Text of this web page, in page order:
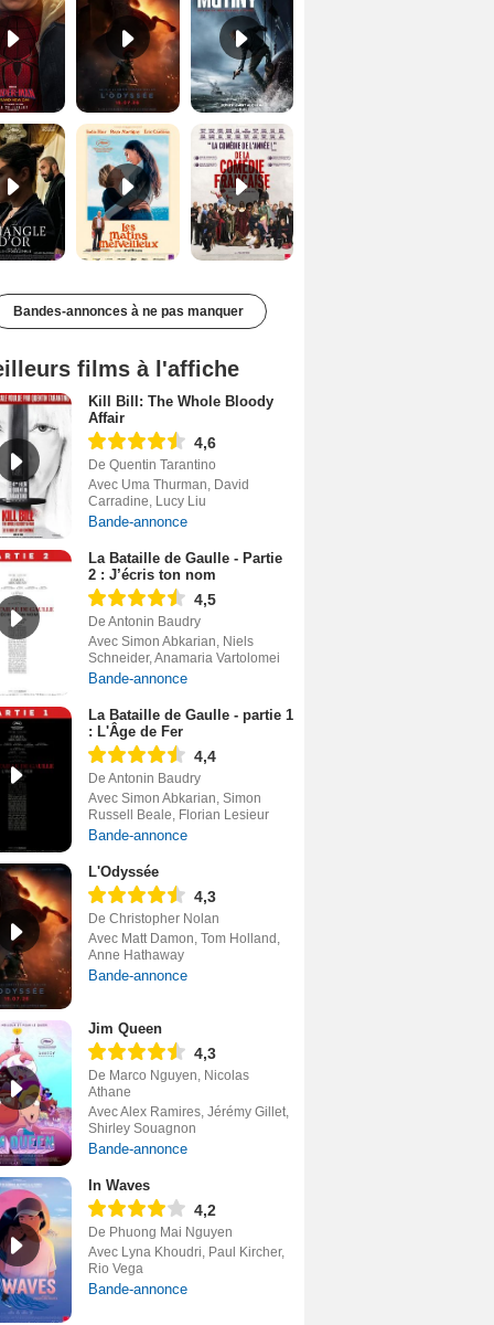
Les Matins merveilleux Bande-annonce VF De la Comédie-Française Teaser VF
Bandes-annonces à ne pas manquer
films à l'affiche
Kill Bill: The Whole Bloody
Affair
4,6
De Quentin Tarantino
Avec Uma Thurman, David
Carradine, Lucy Liu
Bande-annonce
La Bataille de Gaulle - Partie
2 : J’écris ton nom
4,5
De Antonin Baudry
Avec Simon Abkarian, Niels
Schneider, Anamaria Vartolomei
Bande-annonce
La Bataille de Gaulle - partie 1
: L'Âge de Fer
4,4
De Antonin Baudry
Avec Simon Abkarian, Simon
Russell Beale, Florian Lesieur
Bande-annonce
L'Odyssée
4,3
De Christopher Nolan
Avec Matt Damon, Tom Holland,
Anne Hathaway
Bande-annonce
Jim Queen
4,3
De Marco Nguyen, Nicolas
Athane
Avec Alex Ramires, Jérémy Gillet,
Shirley Souagnon
Bande-annonce
In Waves
4,2
De Phuong Mai Nguyen
Avec Lyna Khoudri, Paul Kircher,
Rio Vega
Bande-annonce